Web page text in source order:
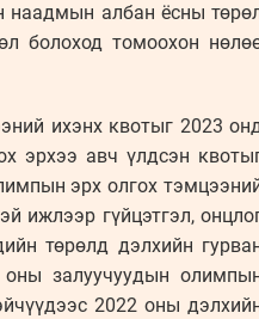
албан ёсны
болоход томоохон
ихэнх квотыг 2023
эрхээ авч үлдсэн
эрх олгох
ижлээр гүйцэтгэл,
төрөлд дэлхийн
залуучуудын
2022 оны